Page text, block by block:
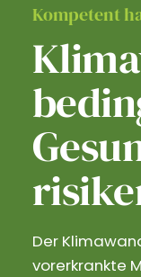
Kompetent
Der
vorerkrankte